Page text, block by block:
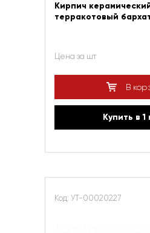
Кирпич
терракотовый
Цена за шт
В
Купить в 1
Код: УТ-00020227